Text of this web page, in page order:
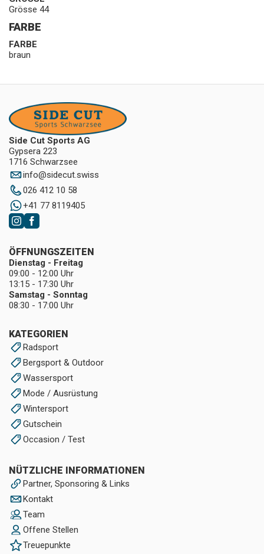
Grösse 44
FARBE
FARBE
braun
Side Cut Sports AG
Gypsera 223
1716 Schwarzsee
info@sidecut.swiss
026 412 10 58
+41 77 8119405
KATEGORIEN
Radsport
Bergsport & Outdoor
Wassersport
Mode / Ausrüstung
Wintersport
Gutschein
Occasion / Test
NÜTZLICHE INFORMATIONEN
Partner, Sponsoring & Links
Kontakt
Team
Offene Stellen
Treuepunkte
ÖFFNUNGSZEITEN
Dienstag - Freitag
09:00 - 12:00 Uhr
13:15 - 17:30 Uhr
Samstag - Sonntag
08:30 - 17:00 Uhr